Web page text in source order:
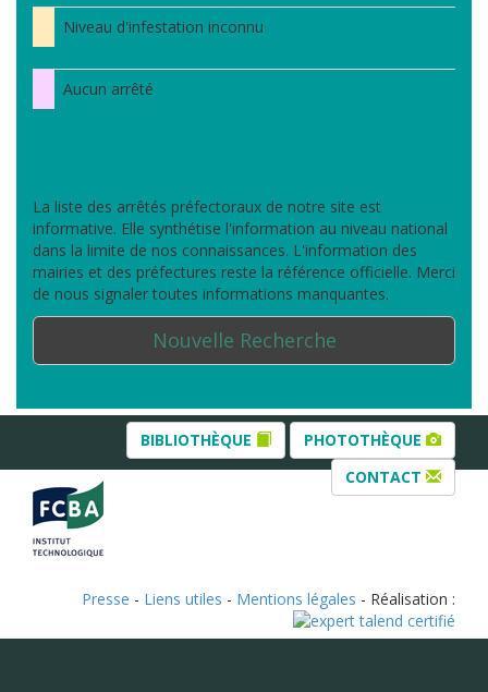
Niveau d'infestation inconnu
Aucun arrêté
La liste des arrêtés préfectoraux de notre site est
informative. Elle synthétise l'information au niveau national
dans la limite de nos connaissances. L'information des
mairies et des préfectures reste la référence officielle. Merci
de nous signaler toutes informations manquantes.
Nouvelle Recherche
BIBLIOTHÈQUE
PHOTOTHÈQUE
CONTACT
Presse - Liens utiles - Mentions légales - Réalisation :